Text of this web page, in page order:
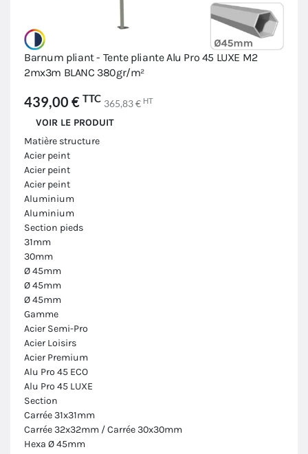
Barnum pliant - Tente pliante Alu Pro 45 LUXE M2
2mx3m BLANC 380gr/m²
439,00 € TTC 365,83 € HT
VOIR LE PRODUIT
Matière structure
Acier peint
Acier peint
Acier peint
Aluminium
Aluminium
Section pieds
31mm
30mm
Ø 45mm
Ø 45mm
Ø 45mm
Gamme
Acier Semi-Pro
Acier Loisirs
Acier Premium
Alu Pro 45 ECO
Alu Pro 45 LUXE
Section
Carrée 31x31mm
Carrée 32x32mm / Carrée 30x30mm
Hexa Ø 45mm